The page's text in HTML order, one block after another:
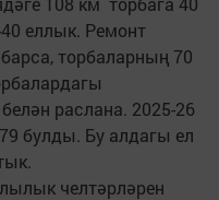
еллык. Ремонт
торбаларның 70
раслана. 2025-26
булды. Бу алдагы ел
челтәрләрен